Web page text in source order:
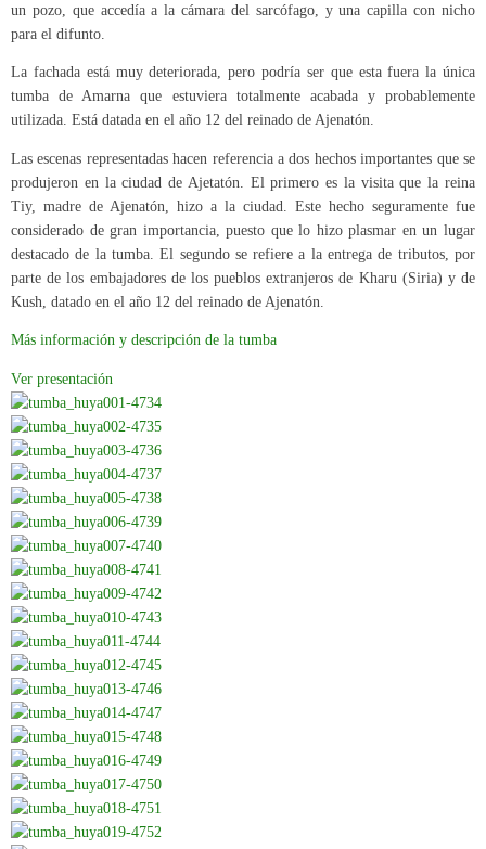
un pozo, que accedía a la cámara del sarcófago, y una capilla con nicho
para el difunto.
La fachada está muy deteriorada, pero podría ser que esta fuera la única
tumba de Amarna que estuviera totalmente acabada y probablemente
utilizada. Está datada en el año 12 del reinado de Ajenatón.
Las escenas representadas hacen referencia a dos hechos importantes que se
produjeron en la ciudad de Ajetatón. El primero es la visita que la reina
Tiy, madre de Ajenatón, hizo a la ciudad. Este hecho seguramente fue
considerado de gran importancia, puesto que lo hizo plasmar en un lugar
destacado de la tumba. El segundo se refiere a la entrega de tributos, por
parte de los embajadores de los pueblos extranjeros de Kharu (Siria) y de
Kush, datado en el año 12 del reinado de Ajenatón.
Más información y descripción de la tumba
Ver presentación